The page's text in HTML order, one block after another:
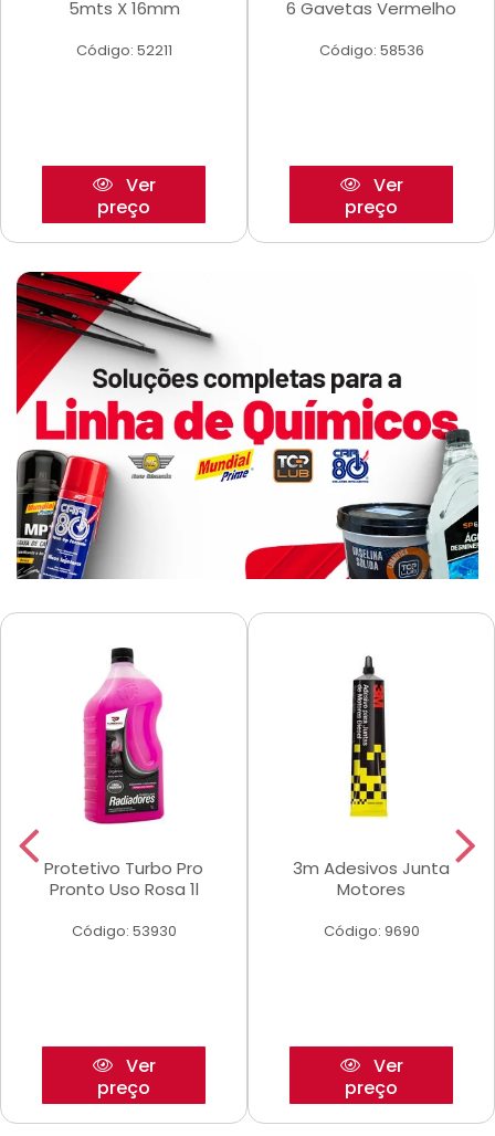
5mts X 16mm
Código: 52211
Ver
preço
6 Gavetas Vermelho
Código: 58536
Ver
preço
Protetivo Turbo Pro
Pronto Uso Rosa 1l
Código: 53930
Ver
preço
3m Adesivos Junta
Motores
Código: 9690
Ver
preço